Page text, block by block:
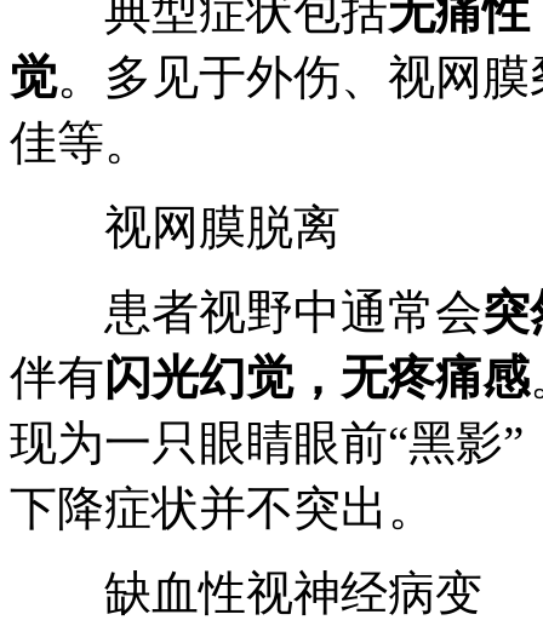
典型症状包括无痛
觉。多见于外伤、视网
佳等。
视网膜脱离
患者视野中通常会突
伴有闪光幻觉，无疼痛感
现为一只眼睛眼前“黑影”
下降症状并不突出。
缺血性视神经病变